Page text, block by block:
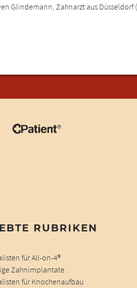
Glindemann, Zahnarzt aus Düsseldorf
RUBRIKEN
für All-on-4®
Zahnimplantate
für Knochenaufbau